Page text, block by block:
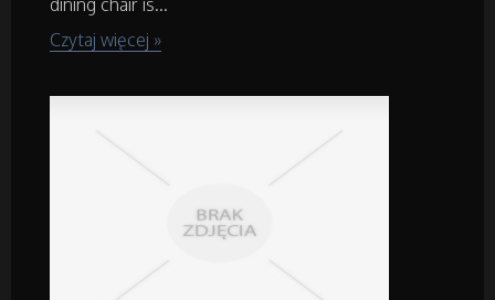
Przemysł Metalowy
dining chair is...
Czytaj więcej »